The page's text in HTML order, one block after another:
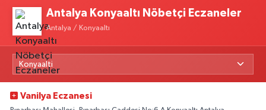
Antalya Konyaaltı Nöbetçi Eczaneler
Antalya / Konyaaltı
Vanilya Eczanesi